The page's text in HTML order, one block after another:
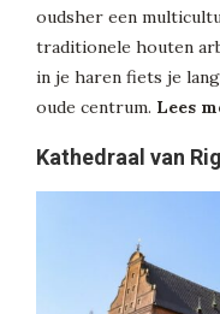
oudsher een
traditionele houten
in je haren fiets je
oude centrum. Lees
Kathedraal van